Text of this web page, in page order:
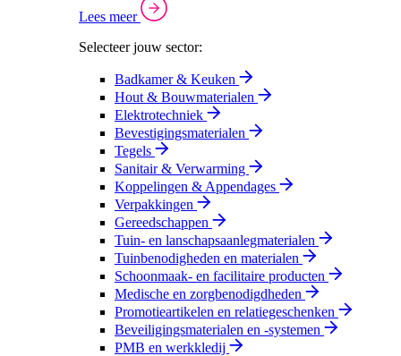
Lees meer
Selecteer jouw sector:
Badkamer & Keuken
Hout & Bouwmaterialen
Elektrotechniek
Bevestigingsmaterialen
Tegels
Sanitair & Verwarming
Koppelingen & Appendages
Verpakkingen
Gereedschappen
Tuin- en lanschapsaanlegmaterialen
Tuinbenodigheden en materialen
Schoonmaak- en facilitaire producten
Medische en zorgbenodigdheden
Promotieartikelen en relatiegeschenken
Beveiligingsmaterialen en -systemen
PMB en werkkledij